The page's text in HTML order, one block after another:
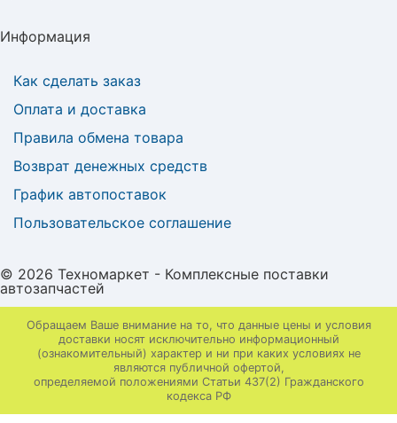
Информация
Как сделать заказ
Оплата и доставка
Правила обмена товара
Возврат денежных средств
График автопоставок
Пользовательское соглашение
© 2026 Техномаркет - Комплексные поставки
автозапчастей
Обращаем Ваше внимание на то, что данные цены и условия
доставки носят исключительно информационный
(ознакомительный) характер и ни при каких условиях не
являются публичной офертой,
определяемой положениями Статьи 437(2) Гражданского
кодекса РФ